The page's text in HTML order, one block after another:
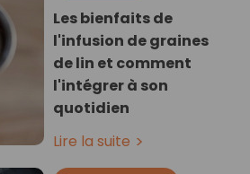
Les bienfaits de
l'infusion de graines
de lin et comment
l'intégrer à son
quotidien
Lire la suite